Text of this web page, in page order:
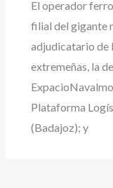
El operador
filial del gigante
adjudicatario de
extremeñas, la
Plataforma
(Badajoz); y